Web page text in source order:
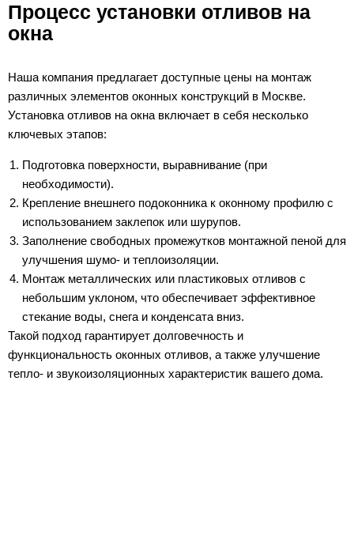
Процесс установки отливов на
окна
Наша компания предлагает доступные цены на монтаж
различных элементов оконных конструкций в Москве.
Установка отливов на окна включает в себя несколько
ключевых этапов:
Подготовка поверхности, выравнивание (при
необходимости).
Крепление внешнего подоконника к оконному профилю с
использованием заклепок или шурупов.
Заполнение свободных промежутков монтажной пеной для
улучшения шумо- и теплоизоляции.
Монтаж металлических или пластиковых отливов с
небольшим уклоном, что обеспечивает эффективное
стекание воды, снега и конденсата вниз.
Такой подход гарантирует долговечность и
функциональность оконных отливов, а также улучшение
тепло- и звукоизоляционных характеристик вашего дома.